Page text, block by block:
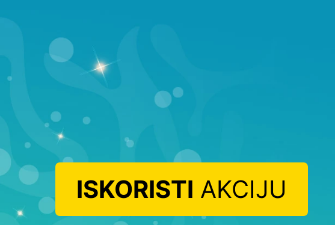
ISKORISTI AKCIJU